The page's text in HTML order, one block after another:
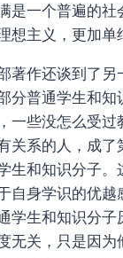
是一个普遍的社
想主义，更加单
著作还谈到了另
分普通学生和知
一些没怎么受过
关系的人，成了
生和知识分子。
自身学识的优越
学生和知识分子
无关，只是因